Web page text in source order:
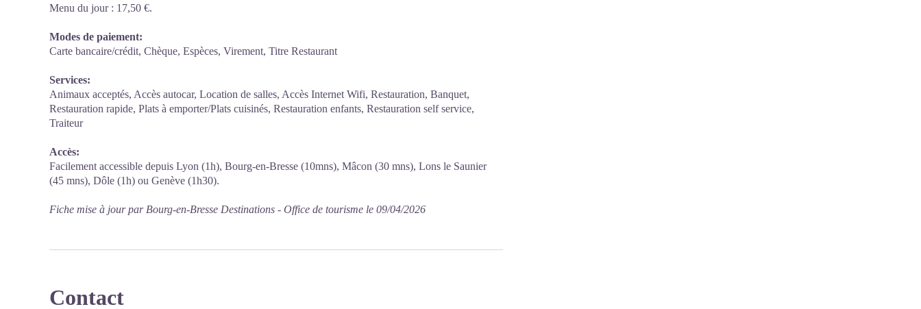
Menu du jour : 17,50 €.
Modes de paiement:
Carte bancaire/crédit, Chèque, Espèces, Virement, Titre Restaurant
Services:
Animaux acceptés, Accès autocar, Location de salles, Accès Internet Wifi, Restauration, Banquet,
Restauration rapide, Plats à emporter/Plats cuisinés, Restauration enfants, Restauration self service,
Traiteur
Accès:
Facilement accessible depuis Lyon (1h), Bourg-en-Bresse (10mns), Mâcon (30 mns), Lons le Saunier
(45 mns), Dôle (1h) ou Genève (1h30).
Fiche mise à jour par Bourg-en-Bresse Destinations - Office de tourisme le 09/04/2026
Contact